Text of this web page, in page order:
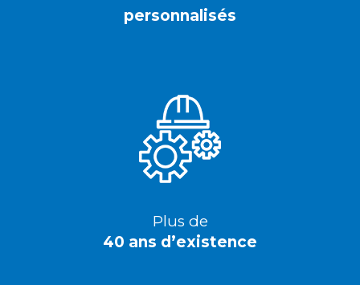
personnalisés
Plus de
40 ans d’existence